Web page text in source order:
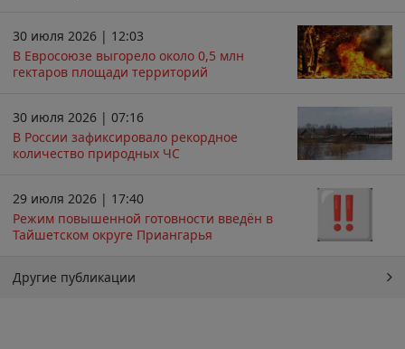
30 июля 2026 | 12:03
В Евросоюзе выгорело около 0,5 млн
гектаров площади территорий
30 июля 2026 | 07:16
В России зафиксировало рекордное
количество природных ЧС
29 июля 2026 | 17:40
Режим повышенной готовности введён в
Тайшетском округе Приангарья
Другие публикации